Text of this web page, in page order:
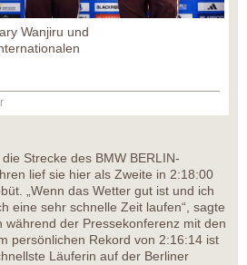
Wanjiru und
Strecke des BMW BERLIN-
lief sie hier als Zweite in 2:18:00
„Wenn das Wetter gut ist und ich
eine sehr schnelle Zeit laufen“, sagte
während der Pressekonferenz mit den
persönlichen Rekord von 2:16:14 ist
Läuferin auf der Berliner